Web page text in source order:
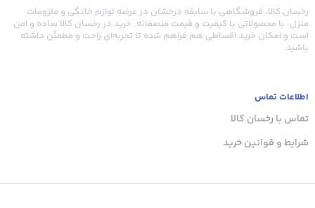
رخسان کالا، فروشگاهی با سابقه درخشان در عرضه لوازم خانگی و ملزومات
منزل، با محصولاتی با کیفیت و قیمت منصفانه. خرید در رخسان کالا ساده و امن
است و امکان خرید اقساطی هم فراهم شده تا تجربه‌ای راحت و مطمئن داشته
باشید.
اطلاعات تماس
تماس با رخسان کالا
شرایط و قوانین خرید